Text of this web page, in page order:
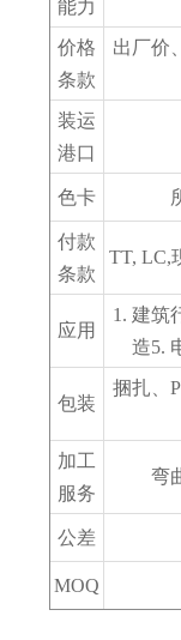
能力
价格
条款
出厂价
装运
港口
色卡
付款
条款
TT, LC,
应用
1. 建筑
造5.
包装
捆扎、
加工
服务
弯
公差
MOQ